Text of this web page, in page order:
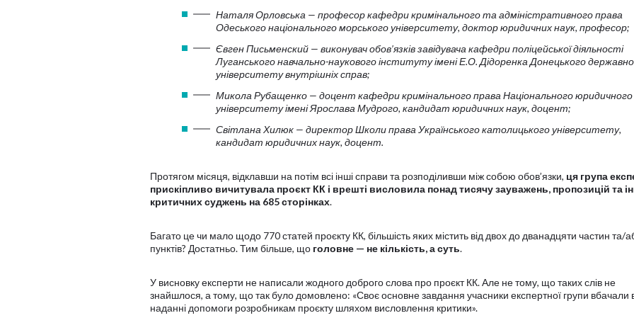
Наталя Орловська — професор кафедри кримінального та адміністративного права
Одеського національного морського університету, доктор юридичних наук, професор;
Євген Письменский — виконувач обов’язків завідувача кафедри поліцейської діяльності
Луганського навчально-наукового інституту імені Е.О. Дідоренка Донецького
університету внутрішніх справ;
Микола Рубащенко — доцент кафедри кримінального права Національного юридичного
університету імені Ярослава Мудрого, кандидат юридичних наук, доцент;
Світлана Хилюк — директор Школи права Українського католицького університету,
кандидат юридичних наук, доцент.
Протягом місяця, відклавши на потім всі інші справи та розподіливши між собою обов’язки, ця група
прискіпливо вичитувала проєкт КК і врешті висловила понад тисячу зауважень, пропозицій та
критичних суджень на 685 сторінках.
Багато це чи мало щодо 770 статей проєкту КК, більшість яких містить від двох до дванадцяти частин та/
пунктів? Достатньо. Тим більше, що головне — не кількість, а суть.
У висновку експерти не написали жодного доброго слова про проєкт КК. Але не тому, що таких слів не
знайшлося, а тому, що так було домовлено: «Своє основне завдання учасники експертної групи вбачали
наданні допомоги розробникам проєкту шляхом висловлення критики».